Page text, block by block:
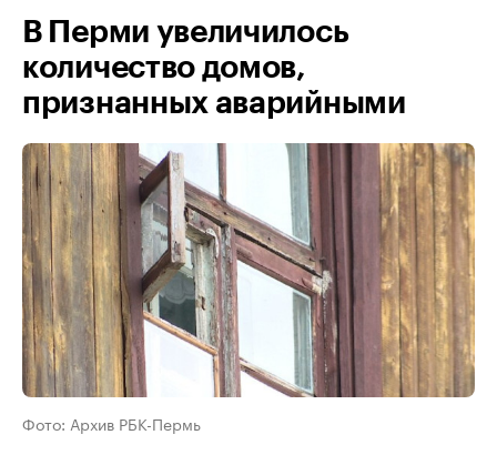
В Перми увеличилось
количество домов,
признанных аварийными
Фото: Архив РБК-Пермь